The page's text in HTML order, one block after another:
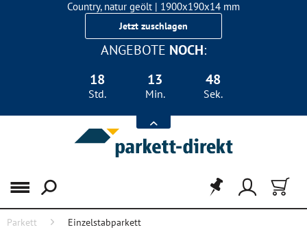
Country, natur geölt | 1900x190x14 mm
Landhausdiele Eiche für nur 29,90 €/m²
Jetzt zuschlagen
ANGEBOTE NOCH:
18
Std.
13
Min.
48
Sek.
Menü
Parkett Einzelstabparkett